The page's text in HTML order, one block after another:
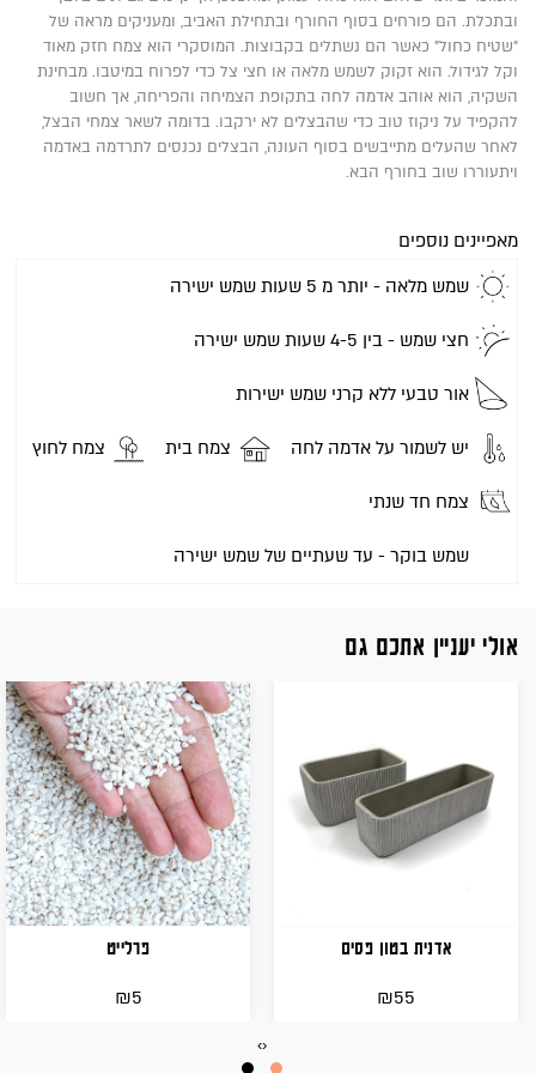
ובתכלת. הם פורחים בסוף החורף ובתחילת האביב, ומעניקים מראה של
"שטיח כחול" כאשר הם נשתלים בקבוצות. המוסקרי הוא צמח חזק מאוד
וקל לגידול. הוא זקוק לשמש מלאה או חצי צל כדי לפרוח במיטבו. מבחינת
השקיה, הוא אוהב אדמה לחה בתקופת הצמיחה והפריחה, אך חשוב
להקפיד על ניקוז טוב כדי שהבצלים לא ירקבו. בדומה לשאר צמחי הבצל,
לאחר שהעלים מתייבשים בסוף העונה, הבצלים נכנסים לתרדמה באדמה
ויתעוררו שוב בחורף הבא.
מאפיינים נוספים
שמש מלאה - יותר מ 5 שעות שמש ישירה
חצי שמש - בין 4-5 שעות שמש ישירה
אור טבעי ללא קרני שמש ישירות
יש לשמור על אדמה לחה צמח בית צמח לחוץ
צמח חד שנתי
שמש בוקר - עד שעתיים של שמש ישירה
אולי יעניין אתכם גם
אדנית בטון פסים
55
₪
פרלייט
5
₪
‹
›